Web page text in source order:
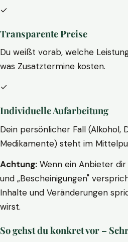
✓
Transparente Preise
Du weißt vorab, welche
was Zusatztermine kosten.
✓
Individuelle Aufarbeitung
Dein persönlicher Fall (Alkohol,
Medikamente) steht im
Achtung: Wenn ein Anbieter
und „Bescheinigungen"
Inhalte und Veränderungen
wirst.
So gehst du konkret vor –